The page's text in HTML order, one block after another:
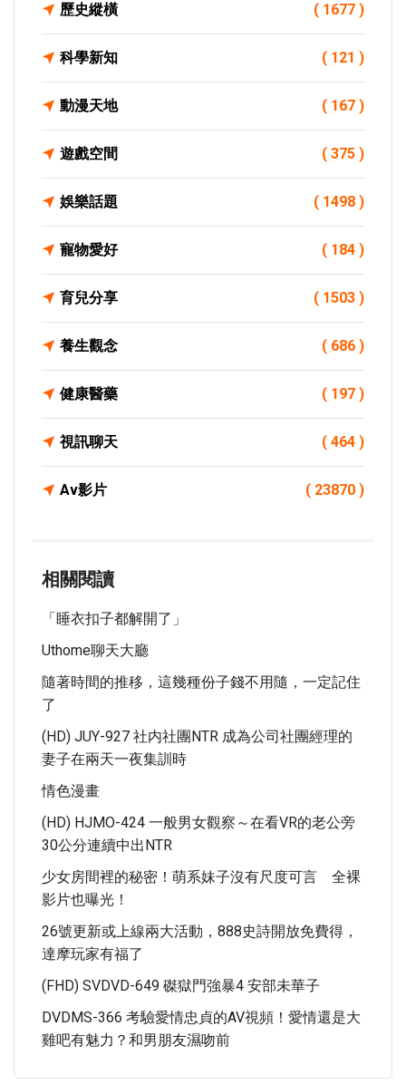
歷史縱橫 ( 1677 )
科學新知 ( 121 )
動漫天地 ( 167 )
遊戲空間 ( 375 )
娛樂話題 ( 1498 )
寵物愛好 ( 184 )
育兒分享 ( 1503 )
養生觀念 ( 686 )
健康醫藥 ( 197 )
視訊聊天 ( 464 )
Av影片 ( 23870 )
相關閱讀
「睡衣扣子都解開了」
Uthome聊天大廳
隨著時間的推移，這幾種份子錢不用隨，一定記住
了
(HD) JUY-927 社内社團NTR 成為公司社團經理的
妻子在兩天一夜集訓時
情色漫畫
(HD) HJMO-424 一般男女觀察～在看VR的老公旁
30公分連續中出NTR
少女房間裡的秘密！萌系妹子沒有尺度可言 全裸
影片也曝光！
26號更新或上線兩大活動，888史詩開放免費得，
達摩玩家有福了
(FHD) SVDVD-649 磔獄門強暴4 安部未華子
DVDMS-366 考驗愛情忠貞的AV視頻！愛情還是大
雞吧有魅力？和男朋友濕吻前